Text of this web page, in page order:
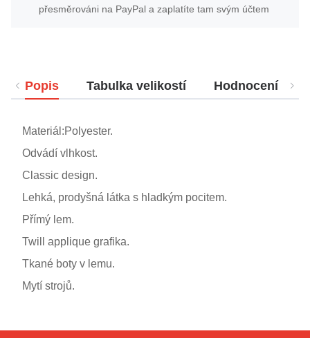
přesměrováni na PayPal a zaplatíte tam svým účtem
Popis Tabulka velikostí Hodnocení
Materiál:Polyester.
Odvádí vlhkost.
Classic design.
Lehká, prodyšná látka s hladkým pocitem.
Přímý lem.
Twill applique grafika.
Tkané boty v lemu.
Mytí strojů.